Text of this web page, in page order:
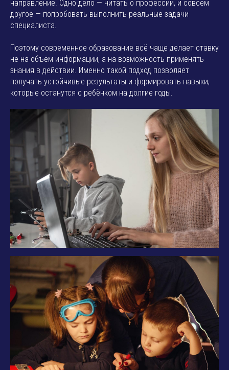
направление. Одно дело — читать о профессии, и совсем
другое — попробовать выполнить реальные задачи
специалиста.
Поэтому современное образование всё чаще делает ставку
не на объём информации, а на возможность применять
знания в действии. Именно такой подход позволяет
получать устойчивые результаты и формировать навыки,
которые останутся с ребёнком на долгие годы.